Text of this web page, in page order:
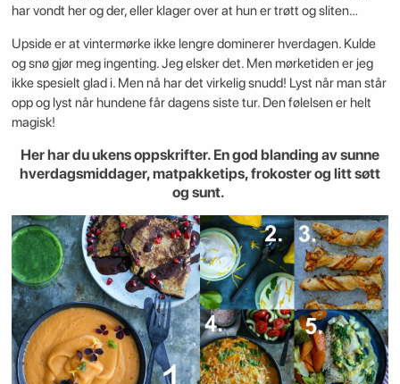
har vondt her og der, eller klager over at hun er trøtt og sliten…
Upside er at vintermørke ikke lengre dominerer hverdagen. Kulde
og snø gjør meg ingenting. Jeg elsker det. Men mørketiden er jeg
ikke spesielt glad i. Men nå har det virkelig snudd! Lyst når man står
opp og lyst når hundene får dagens siste tur. Den følelsen er helt
magisk!
Her har du ukens oppskrifter. En god blanding av sunne
hverdagsmiddager, matpakketips, frokoster og litt søtt
og sunt.